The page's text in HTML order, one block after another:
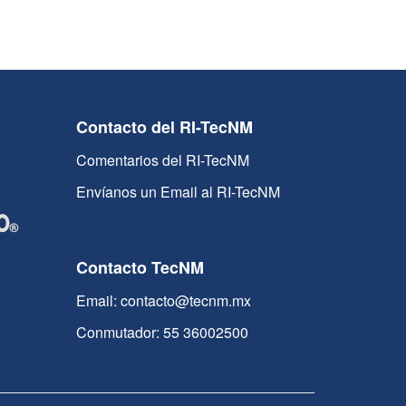
Contacto del RI-TecNM
Comentarios del RI-TecNM
Envíanos un Email al RI-TecNM
Contacto TecNM
Email: contacto@tecnm.mx
Conmutador: 55 36002500